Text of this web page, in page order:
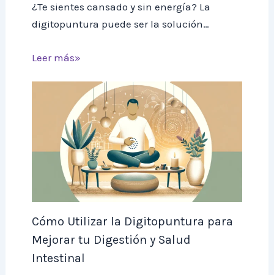
¿Te sientes cansado y sin energía? La
digitopuntura puede ser la solución…
Leer más»
Cómo Utilizar la Digitopuntura para
Mejorar tu Digestión y Salud
Intestinal